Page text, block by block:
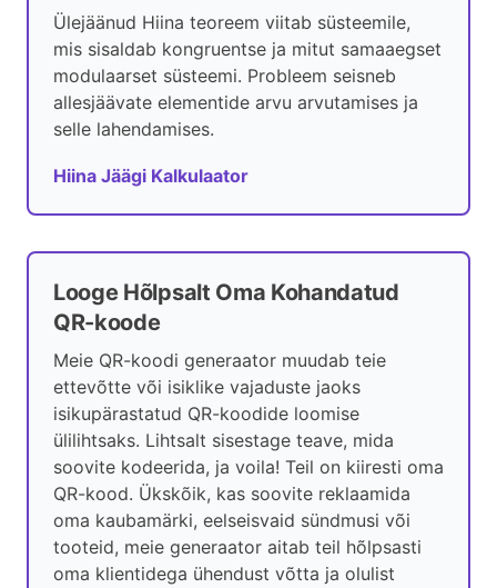
Ülejäänud Hiina teoreem viitab süsteemile,
mis sisaldab kongruentse ja mitut samaaegset
modulaarset süsteemi. Probleem seisneb
allesjäävate elementide arvu arvutamises ja
selle lahendamises.
Hiina Jäägi Kalkulaator
Looge Hõlpsalt Oma Kohandatud
QR-koode
Meie QR-koodi generaator muudab teie
ettevõtte või isiklike vajaduste jaoks
isikupärastatud QR-koodide loomise
ülilihtsaks. Lihtsalt sisestage teave, mida
soovite kodeerida, ja voila! Teil on kiiresti oma
QR-kood. Ükskõik, kas soovite reklaamida
oma kaubamärki, eelseisvaid sündmusi või
tooteid, meie generaator aitab teil hõlpsasti
oma klientidega ühendust võtta ja olulist